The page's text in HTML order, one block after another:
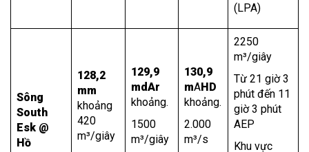
(LPA)
Sông
South
Esk @
Hồ
128,2
mm
khoảng
420
m³/giây
129,9
mdAr
khoảng.
1500
m³/giây
130,9
mAHD
khoảng.
2.000
m³/s
2250
m³/giây
Từ 21 giờ 3
phút đến 11
giờ 3 phút
AEP
Khu vực